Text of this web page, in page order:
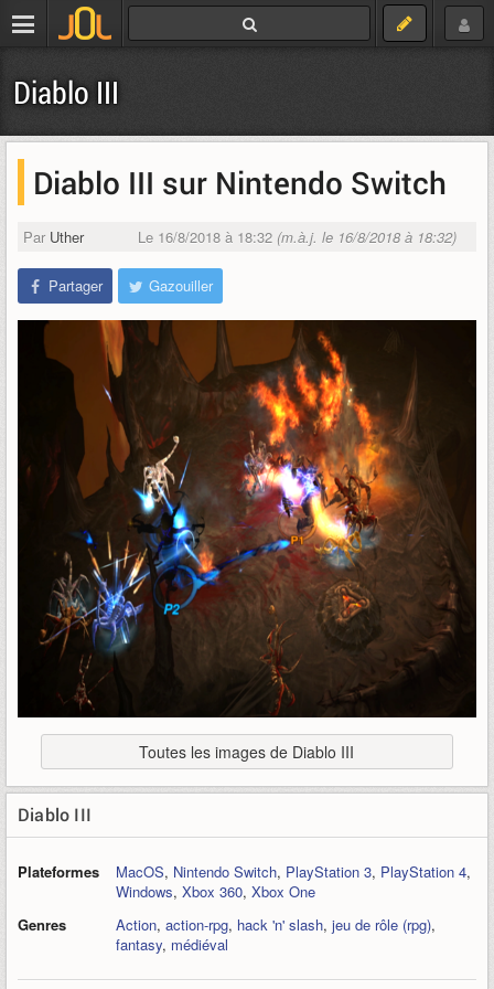
Diablo III
Diablo III sur Nintendo Switch
Par Uther Le 16/8/2018 à 18:32 (m.à.j. le 16/8/2018 à 18:32)
Partager Gazouiller
Toutes les images de Diablo III
Diablo III
Plateformes MacOS, Nintendo Switch, PlayStation 3, PlayStation 4,
Windows, Xbox 360, Xbox One
Genres
Action, action-rpg, hack 'n' slash, jeu de rôle (rpg),
fantasy, médiéval